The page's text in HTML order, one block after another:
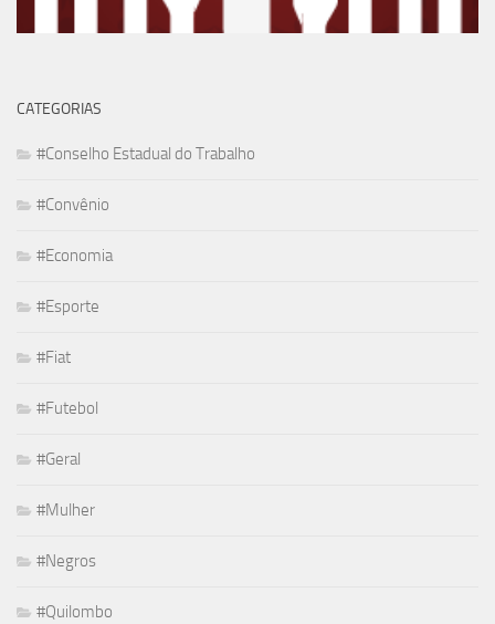
CATEGORIAS
#Conselho Estadual do Trabalho
#Convênio
#Economia
#Esporte
#Fiat
#Futebol
#Geral
#Mulher
#Negros
#Quilombo